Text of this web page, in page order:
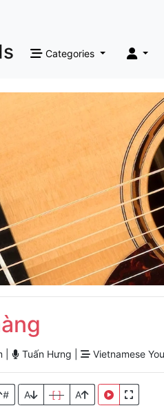
Categories
| Tuấn Hưng | Vietnamese
# A [ ] A